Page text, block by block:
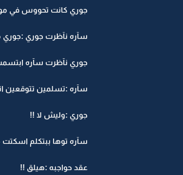
جوري كانت تحووس في
سآره نآظرت جوري :جوري
جوري نآظرت سآره
سآره :تسلمين تتوقعين
جوري :وليش لا !!
سآره توها ببتكلم اسكتت
عقد حواجبه :هيلق !!